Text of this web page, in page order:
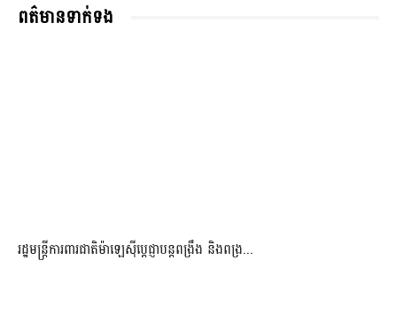
ពត៌មានទាក់ទង
រដ្ឋមន្ត្រីការពារជាតិម៉ាឡេស៊ីប្ដេជ្ញាបន្តពង្រឹង និងពង្រ...